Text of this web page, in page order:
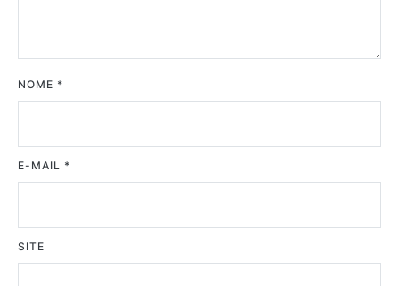
NOME *
E-MAIL *
SITE